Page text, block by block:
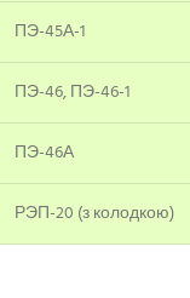
ПЭ-45А-1
ПЭ-46, ПЭ-46-1
ПЭ-46А
РЭП-20 (з колодкою)